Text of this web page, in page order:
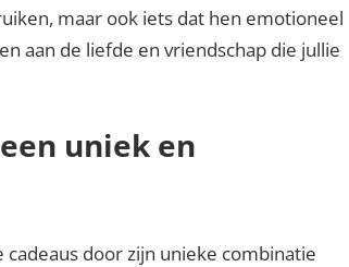
maar ook iets dat hen emotioneel
aan de liefde en vriendschap die jullie
uniek en
door zijn unieke combinatie